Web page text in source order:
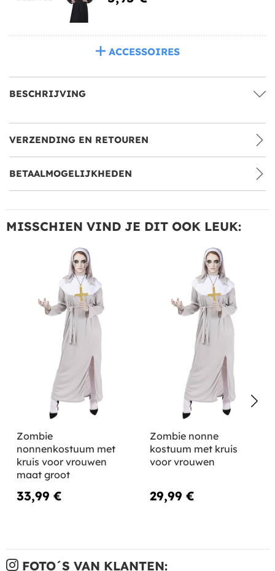
ACCESSOIRES
BESCHRIJVING
VERZENDING EN RETOUREN
BETAALMOGELIJKHEDEN
MISSCHIEN VIND JE DIT OOK LEUK:
Zombie
nonnenkostuum met
kruis voor vrouwen
maat groot
33,99 €
Zombie nonne
kostuum met kruis
voor vrouwen
29,99 €
FOTO´S VAN KLANTEN: